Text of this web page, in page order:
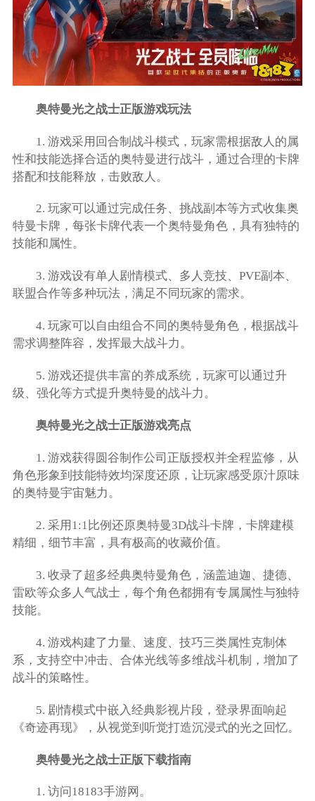
奥特曼光之战士正版游戏玩法
1. 游戏采用回合制战斗模式，玩家需根据敌人的属
性和技能选择合适的奥特曼进行战斗，通过合理的卡牌
搭配和技能释放，击败敌人。
2. 玩家可以通过完成任务、挑战副本等方式收集奥
特曼卡牌，每张卡牌代表一个奥特曼角色，具有独特的
技能和属性。
3. 游戏设有单人剧情模式、多人竞技、PVE副本、
联盟合作等多种玩法，满足不同玩家的需求。
4. 玩家可以自由组合不同的奥特曼角色，根据战斗
需求调整阵容，发挥最大战斗力。
5. 游戏还提供丰富的养成系统，玩家可以通过升
级、强化等方式提升奥特曼的战斗力。
奥特曼光之战士正版游戏亮点
1. 游戏获得圆谷制作公司正版授权并全程监修，从
角色形象到技能特效均深度还原，让玩家感受原汁原味
的奥特曼宇宙魅力。
2. 采用1:1比例还原奥特曼3D战斗卡牌，卡牌建模
精细，细节丰富，具有极高的收藏价值。
3. 收录了超多经典奥特曼角色，涵盖迪迦、捷德、
雷欧等众多人气战士，每个角色都拥有专属属性与独特
技能。
4. 游戏构建了力量、速度、技巧三类属性克制体
系，支持空中冲击、合体光线等多维战斗机制，增加了
战斗的策略性。
5. 剧情模式中嵌入经典影视片段，登录界面响起
《奇迹再现》，从视觉到听觉打造沉浸式的光之回忆。
奥特曼光之战士正版下载指南
1. 访问18183手游网。